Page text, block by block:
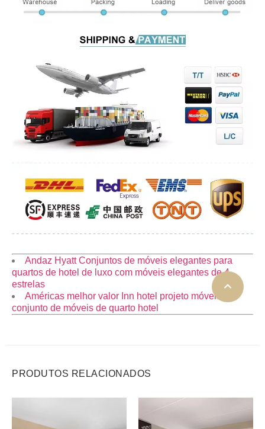
Andaz Hyatt Conjuntos de móveis elegantes para
quartos de hotel de luxo com móveis elegantes de 4
estrelas
Américas melhor valor Inn hotel projeto móveis
conjunto de móveis de quarto hotel
PRODUTOS RELACIONADOS